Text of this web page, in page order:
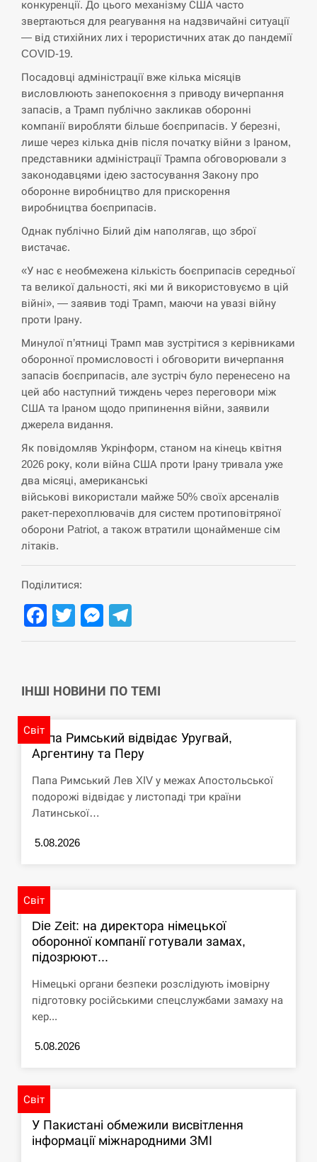
СЕРПЕНЬ
12:53
Украины, несмотря на сомнения…
СЕРПЕНЬ
12:40
Латвія готова направити до 20 військових для
розблокування Ормузької протоки
СЕРПЕНЬ
12:23
Силы обороны поразили российскую
переправу, склады и другие важные объекты…
СЕРПЕНЬ
12:10
У США зафіксували рекордний спалах
циклоспорозу, захворіли понад 10 тисяч…
СЕРПЕНЬ
11:53
Под огнем “Эпицентр”, ROZETKA и “Новая
почта”: что известно об…
СЕРПЕНЬ
У зоопарку Токіо через спеку загинули три
левиці
СЕРПЕНЬ
Россияне ударили “Бардеролями” по Харькову,
конкуренції. До цього механізму США часто
звертаються для реагування на надзвичайні ситуації
— від стихійних лих і терористичних атак до пандемії
COVID-19.
Посадовці адміністрації вже кілька місяців
висловлюють занепокоєння з приводу вичерпання
запасів, а Трамп публічно закликав оборонні
компанії виробляти більше боєприпасів. У березні,
лише через кілька днів після початку війни з Іраном,
представники адміністрації Трампа обговорювали з
законодавцями ідею застосування Закону про
оборонне виробництво для прискорення
виробництва боєприпасів.
Однак публічно Білий дім наполягав, що зброї
вистачає.
«У нас є необмежена кількість боєприпасів середньої
та великої дальності, які ми й використовуємо в цій
війні», — заявив тоді Трамп, маючи на увазі війну
проти Ірану.
Минулої п’ятниці Трамп мав зустрітися з керівниками
оборонної промисловості і обговорити вичерпання
запасів боєприпасів, але зустріч було перенесено на
цей або наступний тиждень через переговори між
США та Іраном щодо припинення війни, заявили
джерела видання.
Як повідомляв Укрінформ, станом на кінець квітня
2026 року, коли війна США проти Ірану тривала уже
два місяці, американські
військові використали майже 50% своїх арсеналів
ракет-перехоплювачів для систем протиповітряної
оборони Patriot, а також втратили щонайменше сім
літаків.
Поділитися:
Facebook
TwitterMessenger
ІНШІ НОВИНИ ПО ТЕМІ
Світ
Папа Римський відвідає Уругвай,
Аргентину та Перу
Папа Римський Лев XIV у межах Апостольської
подорожі відвідає у листопаді три країни
Латинської…
5.08.2026
Світ
Die Zeit: на директора німецької
оборонної компанії готували замах,
підозрюют...
Німецькі органи безпеки розслідують імовірну
підготовку російськими спецслужбами замаху на
кер...
5.08.2026
Світ
У Пакистані обмежили висвітлення
інформації міжнародними ЗМІ